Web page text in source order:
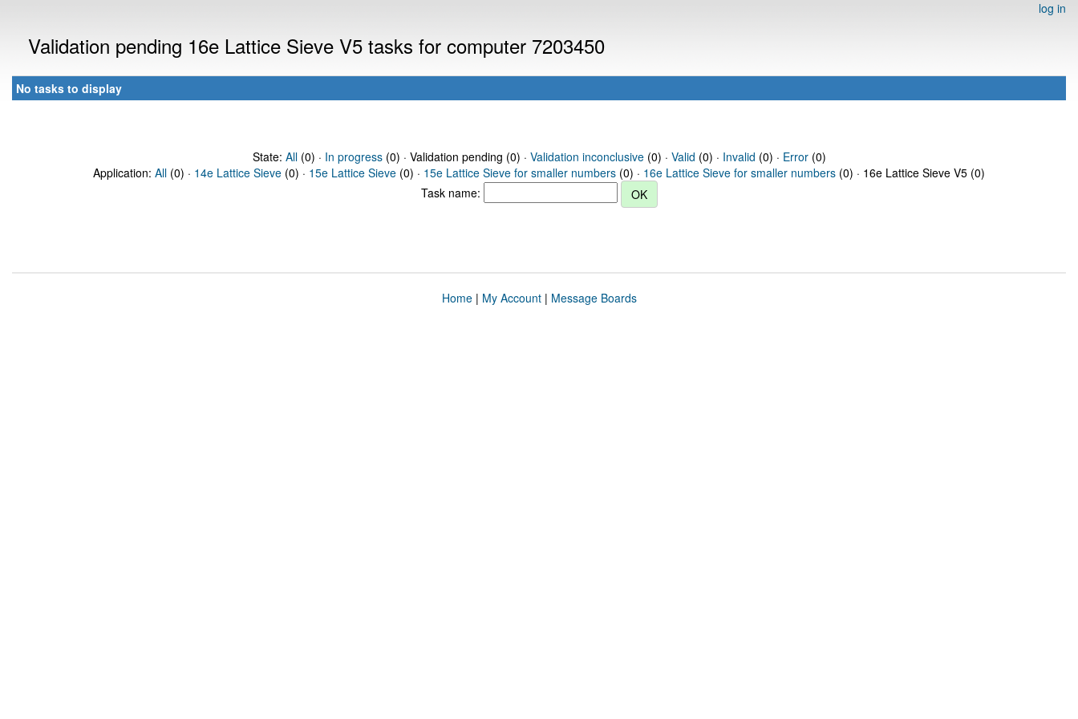
log in
Validation pending 16e Lattice Sieve V5 tasks for computer 7203450
No tasks to display
State: All(0) · In progress(0) · Validation pending (0) · Validation inconclusive(0) · Valid (0) · Invalid (0) · Error(0)
Application: All (0) · 14e Lattice Sieve (0) · 15e Lattice Sieve (0) · 15e Lattice Sieve for smaller numbers (0) · 16e Lattice Sieve for smaller numbers (0) · 16e Lattice Sieve V5 (0)
Task name:
Home| My Account| Message Boards